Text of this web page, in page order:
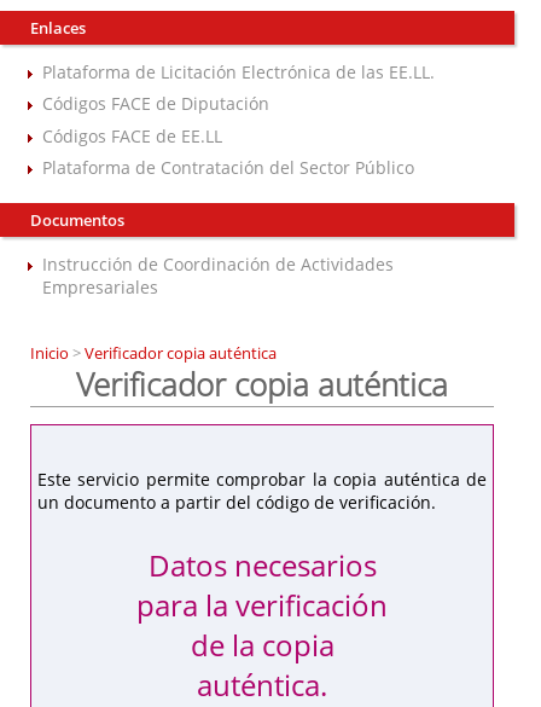
Enlaces
Plataforma de Licitación Electrónica de las EE.LL.
Códigos FACE de Diputación
Códigos FACE de EE.LL
Plataforma de Contratación del Sector Público
Documentos
Instrucción de Coordinación de Actividades
Empresariales
Inicio >Verificador copia auténtica
Verificador copia auténtica
Este servicio permite comprobar la copia auténtica de
un documento a partir del código de verificación.
Datos necesarios
para la verificación
de la copia
auténtica.